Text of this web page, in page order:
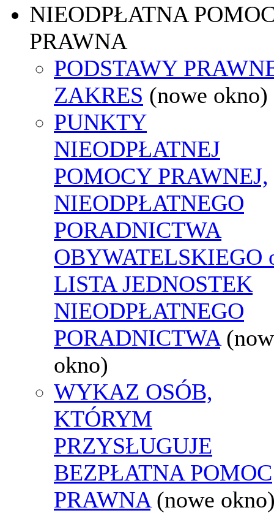
NIEODPŁATNA
PRAWNA
PODSTAWY
ZAKRES (nowe okno)
PUNKTY
NIEODPŁATNEJ
POMOCY PRAWNEJ,
NIEODPŁATNEGO
PORADNICTWA
OBYWATELSKIEGO
LISTA JEDNOSTEK
NIEODPŁATNEGO
PORADNICTWA
okno)
WYKAZ OSÓB,
KTÓRYM
PRZYSŁUGUJE
BEZPŁATNA POMOC
PRAWNA (nowe